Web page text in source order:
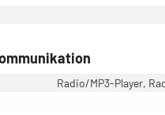
Radio/MP3-Player,